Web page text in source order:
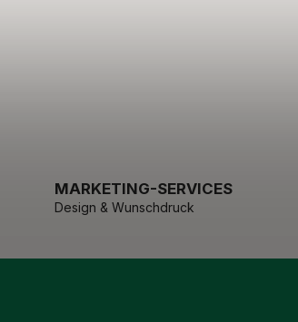
MARKETING-SERVICES
Design & Wunschdruck